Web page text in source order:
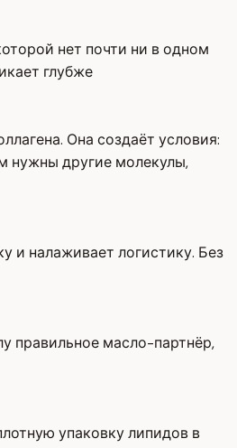
нет почти ни в одном
глубже
Она создаёт условия:
нужны другие молекулы,
и налаживает логистику. Без
правильное масло-партнёр,
упаковку липидов в